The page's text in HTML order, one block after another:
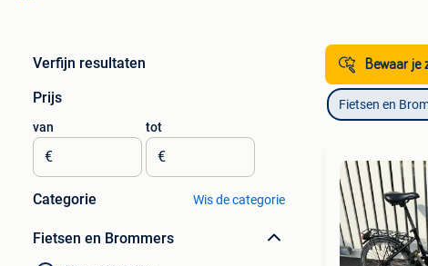
Verfijn resultaten
Prijs
van
€
tot
€
Categorie Wis de categorie
Fietsen en Brommers
Bewaar je
Fietsen en